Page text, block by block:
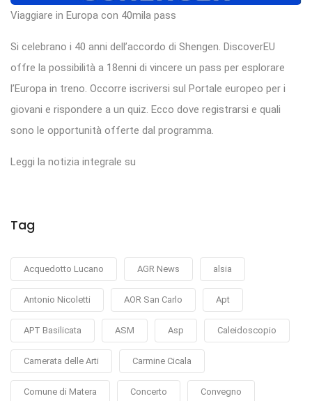
Viaggiare in Europa con 40mila pass
Si celebrano i 40 anni dell’accordo di Shengen. DiscoverEU
offre la possibilità a 18enni di vincere un pass per esplorare
l’Europa in treno. Occorre iscriversi sul Portale europeo per i
giovani e rispondere a un quiz. Ecco dove registrarsi e quali
sono le opportunità offerte dal programma.
Leggi la notizia integrale su
Tag
Acquedotto Lucano AGR News alsia
Antonio Nicoletti AOR San Carlo Apt
APT Basilicata ASM Asp Caleidoscopio
Camerata delle Arti Carmine Cicala
Comune di Matera Concerto Convegno